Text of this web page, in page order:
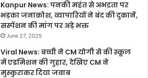
Kanpur News: पनकी महंत से अभद्रता पर
भड़का जनाक्रोश, व्यापारियों ने बंद की दुकानें,
सस्पेंशन की मांग पर अड़े भक्त
June 27, 2025
Viral News: बच्ची ने CM योगी से की स्कूल
में एडमिशन की गुहार, देखिए CM ने
मुस्कुराकर दिया जवाब